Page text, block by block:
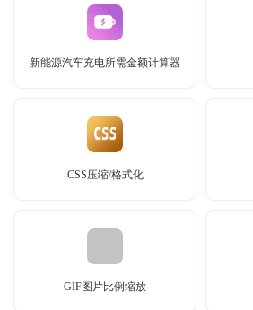
新能源汽车充电所需金额计算器
CSS压缩/格式化
GIF图片比例缩放